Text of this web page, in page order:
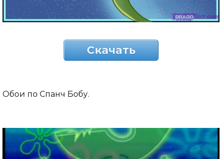
Скачать
Обои по Спанч Бобу.